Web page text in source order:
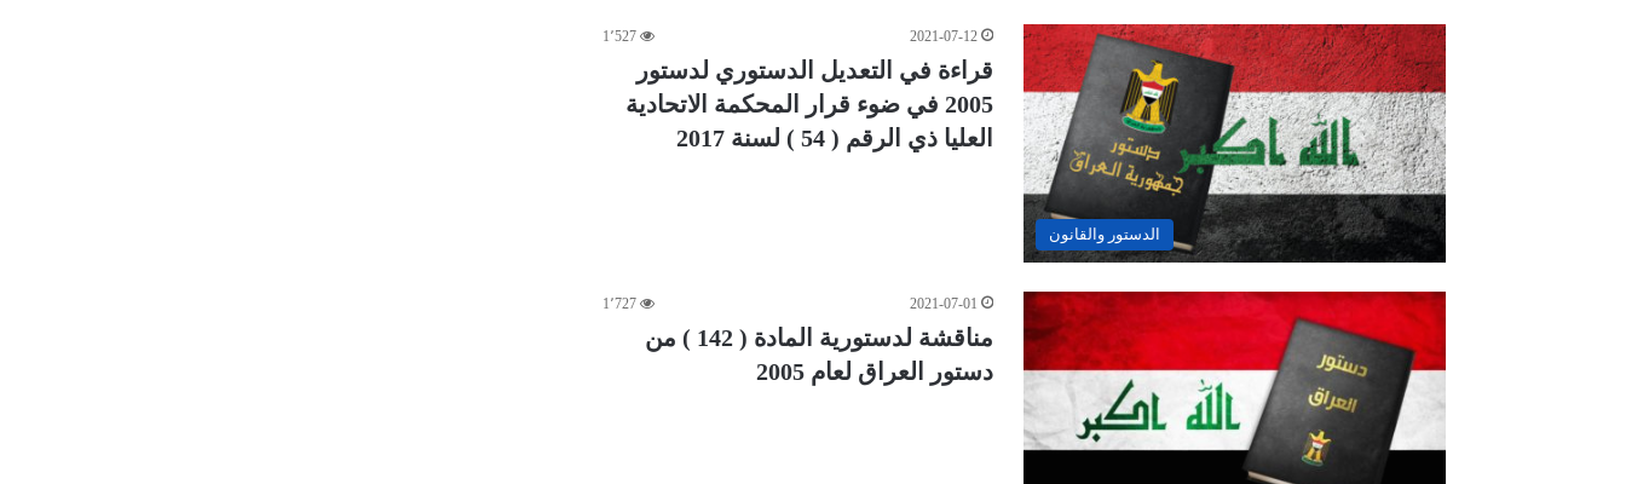
الدستور والقانون
2021-07-12 1٬527
قراءة في التعديل الدستوري لدستور
2005 في ضوء قرار المحكمة الاتحادية
العليا ذي الرقم ( 54 ) لسنة 2017
2021-07-01 1٬727
مناقشة لدستورية المادة ( 142 ) من
دستور العراق لعام 2005